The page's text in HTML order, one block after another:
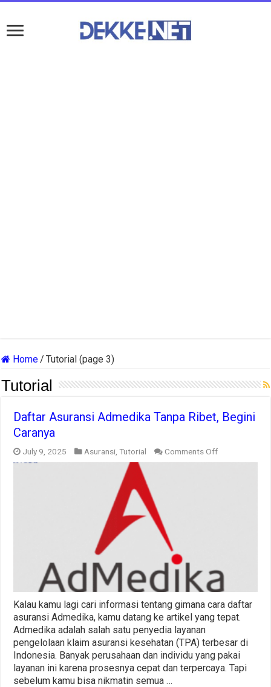
Home/ Tutorial (page 3)
Tutorial
Daftar Asuransi Admedika Tanpa Ribet, Begini
Caranya
July 9, 2025 Asuransi ,Tutorial Comments Offon
Daftar
Kalau kamu lagi cari informasi tentang gimana cara daftar
asuransi Admedika, kamu datang ke artikel yang tepat.
Admedika adalah salah satu penyedia layanan
pengelolaan klaim asuransi kesehatan (TPA) terbesar di
Indonesia. Banyak perusahaan dan individu yang pakai
layanan ini karena prosesnya cepat dan terpercaya. Tapi
sebelum kamu bisa nikmatin semua …